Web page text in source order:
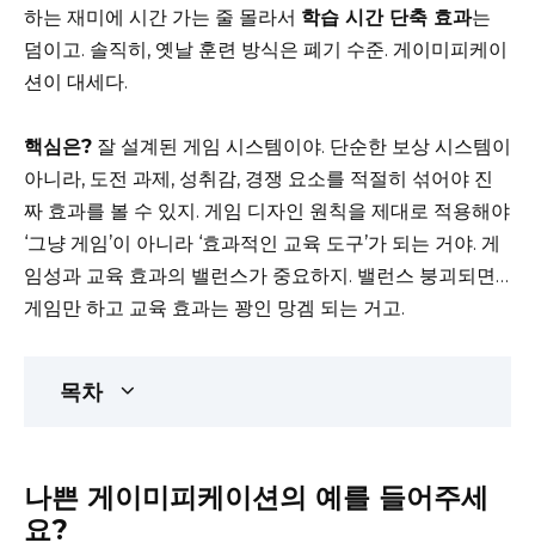
하는 재미에 시간 가는 줄 몰라서 학습 시간 단축 효과는
덤이고. 솔직히, 옛날 훈련 방식은 폐기 수준. 게이미피케이
션이 대세다.
핵심은? 잘 설계된 게임 시스템이야. 단순한 보상 시스템이
아니라, 도전 과제, 성취감, 경쟁 요소를 적절히 섞어야 진
짜 효과를 볼 수 있지. 게임 디자인 원칙을 제대로 적용해야
‘그냥 게임’이 아니라 ‘효과적인 교육 도구’가 되는 거야. 게
임성과 교육 효과의 밸런스가 중요하지. 밸런스 붕괴되면…
게임만 하고 교육 효과는 꽝인 망겜 되는 거고.
목차
나쁜 게이미피케이션의 예를 들어주세
요?